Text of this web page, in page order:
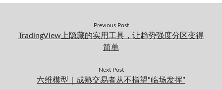
Previous Post
TradingView上隐藏的实用工具，让趋势强度分区变得
简单
Next Post
六维模型｜成熟交易者从不指望“临场发挥”